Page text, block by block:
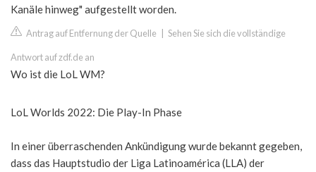
Kanäle hinweg" aufgestellt worden.
Antrag auf Entfernung der Quelle Sehen Sie sich die vollständige
Antwort auf zdf.de an
Wo ist die LoL WM?
LoL Worlds 2022: Die Play-In Phase
In einer überraschenden Ankündigung wurde bekannt gegeben,
dass das Hauptstudio der Liga Latinoamérica (LLA) der